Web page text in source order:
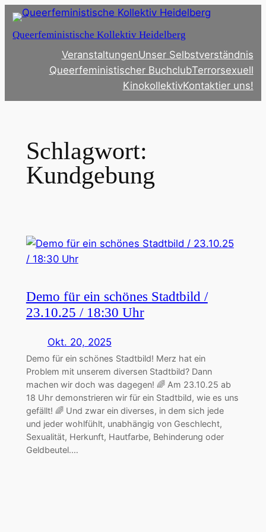
Zum
springen
Queerfeministische Kollektiv Heidelberg
VeranstaltungenUnser Selbstverständnis
Queerfeministischer BuchclubTerrorsexuell
KinokollektivKontaktier uns!
Schlagwort:
Kundgebung
Demo für ein schönes Stadtbild /
23.10.25 / 18:30 Uhr
Okt. 20, 2025
Demo für ein schönes Stadtbild! Merz hat ein
Problem mit unserem diversen Stadtbild? Dann
machen wir doch was dagegen! 🌈 Am 23.10.25 ab
18 Uhr demonstrieren wir für ein Stadtbild, wie es uns
gefällt! 🌈 Und zwar ein diverses, in dem sich jede
und jeder wohlfühlt, unabhängig von Geschlecht,
Sexualität, Herkunft, Hautfarbe, Behinderung oder
Geldbeutel.…